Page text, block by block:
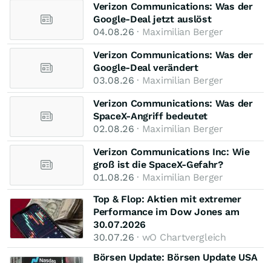
Verizon Communications: Was der
Google-Deal jetzt auslöst
04.08.26 · Maximilian Berger
Verizon Communications: Was der
Google-Deal verändert
03.08.26 · Maximilian Berger
Verizon Communications: Was der
SpaceX-Angriff bedeutet
02.08.26 · Maximilian Berger
Verizon Communications Inc: Wie
groß ist die SpaceX-Gefahr?
01.08.26 · Maximilian Berger
Top & Flop: Aktien mit extremer
Performance im Dow Jones am
30.07.2026
30.07.26 · wO Chartvergleich
Börsen Update: Börsen Update USA